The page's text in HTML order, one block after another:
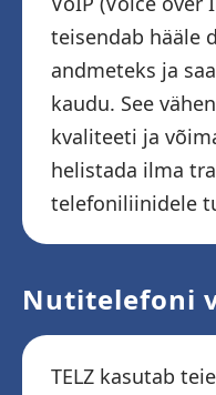
teisendab hääle
andmeteks ja
kaudu. See
kvaliteeti ja
helistada ilma
telefoniliinidele
Nutitelefoni
TELZ kasutab